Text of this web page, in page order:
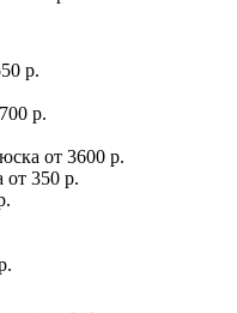
р.
р.
от 3600 р.
от 350 р.